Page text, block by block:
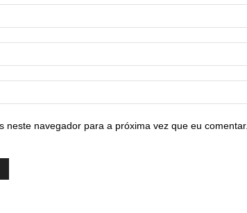
neste navegador para a próxima vez que eu comentar.